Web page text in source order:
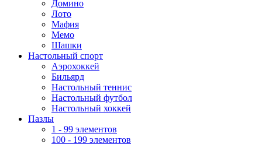
Домино
Лото
Мафия
Мемо
Шашки
Настольный спорт
Аэрохоккей
Бильярд
Настольный теннис
Настольный футбол
Настольный хоккей
Пазлы
1 - 99 элементов
100 - 199 элементов